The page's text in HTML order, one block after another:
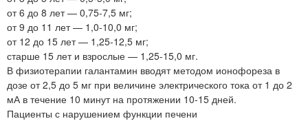
от 6 до 8 лет — 0,75-7,5 мг;
от 9 до 11 лет — 1,0-10,0 мг;
от 12 до 15 лет — 1,25-12,5 мг;
старше 15 лет и взрослые — 1,25-15,0 мг.
В физиотерапии галантамин вводят методом ионофореза в
дозе от 2,5 до 5 мг при величине электрического тока от 1 до 2
мА в течение 10 минут на протяжении 10-15 дней.
Пациенты с нарушением функции печени